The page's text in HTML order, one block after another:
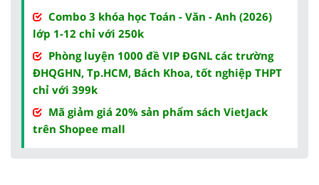
Combo 3 khóa học Toán - Văn - Anh (2026)
lớp 1-12 chỉ với 250k
Phòng luyện 1000 đề VIP ĐGNL các trường
ĐHQGHN, Tp.HCM, Bách Khoa, tốt nghiệp THPT
chỉ với 399k
Mã giảm giá 20% sản phẩm sách VietJack
trên Shopee mall